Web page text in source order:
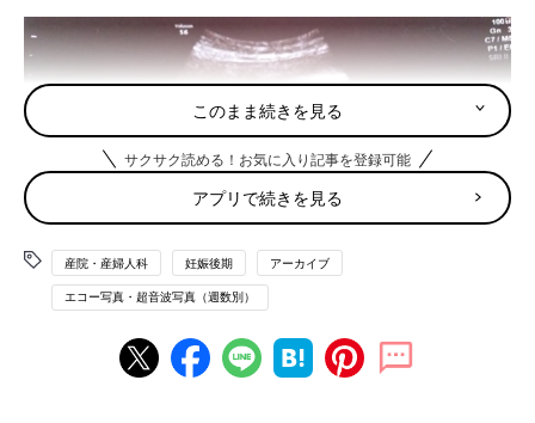
エコー写真とともに綴る、愛しい我が子との“絆”を実感した妊娠期～ママと娘の
このまま続きを見る
サクサク読める！お気に入り記事を登録可能
アプリで続きを見る
産院・産婦人科 妊娠後期 アーカイブ
エコー写真・超音波写真（週数別）